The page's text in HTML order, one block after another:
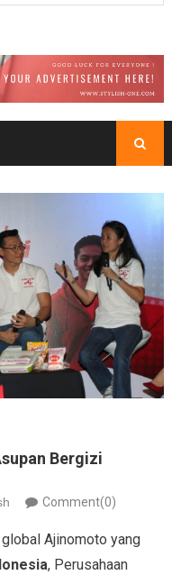
Bergizi
Comment(0)
Ajinomoto yang
, Perusahaan